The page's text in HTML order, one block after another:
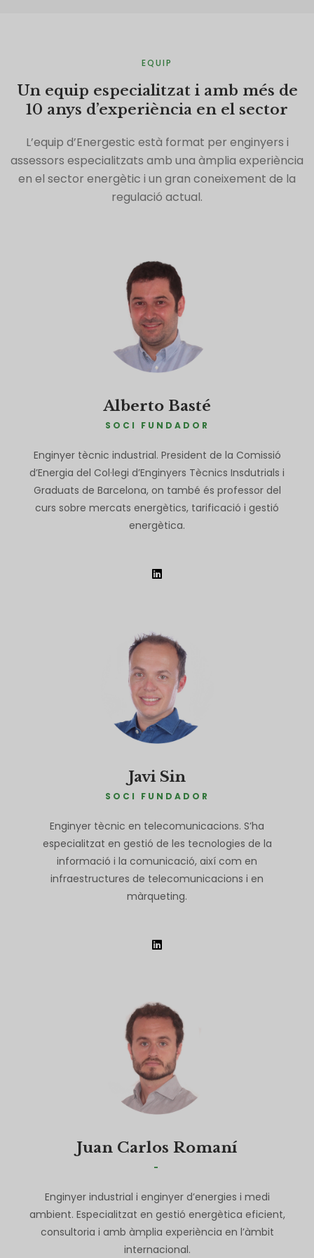
EQUIP
Un equip especialitzat i amb més de
10 anys d’experiència en el sector
L’equip d’Energestic està format per enginyers i
assessors especialitzats amb una àmplia experiència
en el sector energètic i un gran coneixement de la
regulació actual.
Alberto Basté
SOCI FUNDADOR
Enginyer tècnic industrial. President de la Comissió
d’Energia del Col·legi d’Enginyers Tècnics Insdutrials i
Graduats de Barcelona, on també és professor del
curs sobre mercats energètics, tarificació i gestió
energètica.
Javi Sin
SOCI FUNDADOR
Enginyer tècnic en telecomunicacions. S’ha
especialitzat en gestió de les tecnologies de la
informació i la comunicació, així com en
infraestructures de telecomunicacions i en
màrqueting.
Juan Carlos Romaní
-
Enginyer industrial i enginyer d’energies i medi
ambient. Especialitzat en gestió energètica eficient,
consultoria i amb àmplia experiència en l’àmbit
internacional.